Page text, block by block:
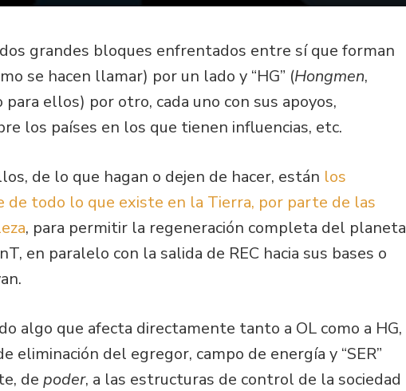
grandes bloques enfrentados entre sí que forman
se hacen llamar) por un lado y “HG” (Hongmen,
ellos) por otro, cada uno con sus apoyos,
los países en los que tienen influencias, etc.
de lo que hagan o dejen de hacer, están los
de todo lo que existe en la Tierra, por parte de las
, para permitir la regeneración completa del planeta
en paralelo con la salida de REC hacia sus bases o
algo que afecta directamente tanto a OL como a HG,
eliminación del egregor, campo de energía y “SER”
de poder, a las estructuras de control de la sociedad